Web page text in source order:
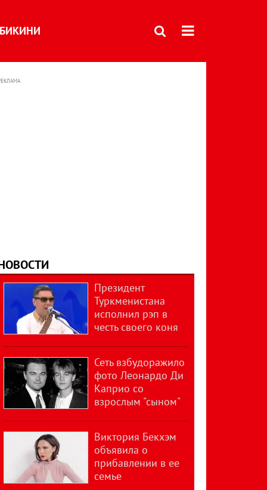
БИКИНИ
Президент
Туркменистана
исполнил рэп в
честь своего коня
Сеть взбудоражило
фото Леонардо Ди
Каприо со
взрослым "сыном"
Виктория Бекхэм
объявила о
прибавлении в ее
семье